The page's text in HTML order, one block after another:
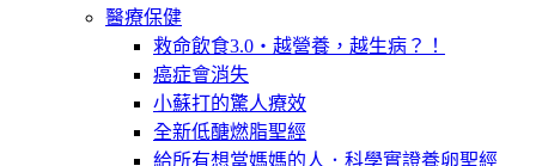
醫療保健
救命飲食3.0‧越營養，越生病？！
癌症會消失
小蘇打的驚人療效
全新低醣燃脂聖經
給所有想當媽媽的人．科學實證養卵聖經